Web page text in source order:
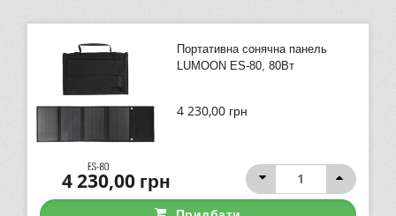
Портативна сонячна панель
LUMOON ES-80, 80Вт
4 230,00 грн
4 230,00грн